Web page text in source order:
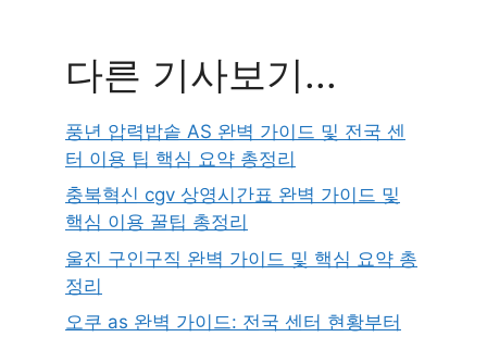
다른 기사보기...
풍년 압력밥솥 AS 완벽 가이드 및 전국 센
터 이용 팁 핵심 요약 총정리
충북혁신 cgv 상영시간표 완벽 가이드 및
핵심 이용 꿀팁 총정리
울진 구인구직 완벽 가이드 및 핵심 요약 총
정리
오쿠 as 완벽 가이드: 전국 센터 현황부터